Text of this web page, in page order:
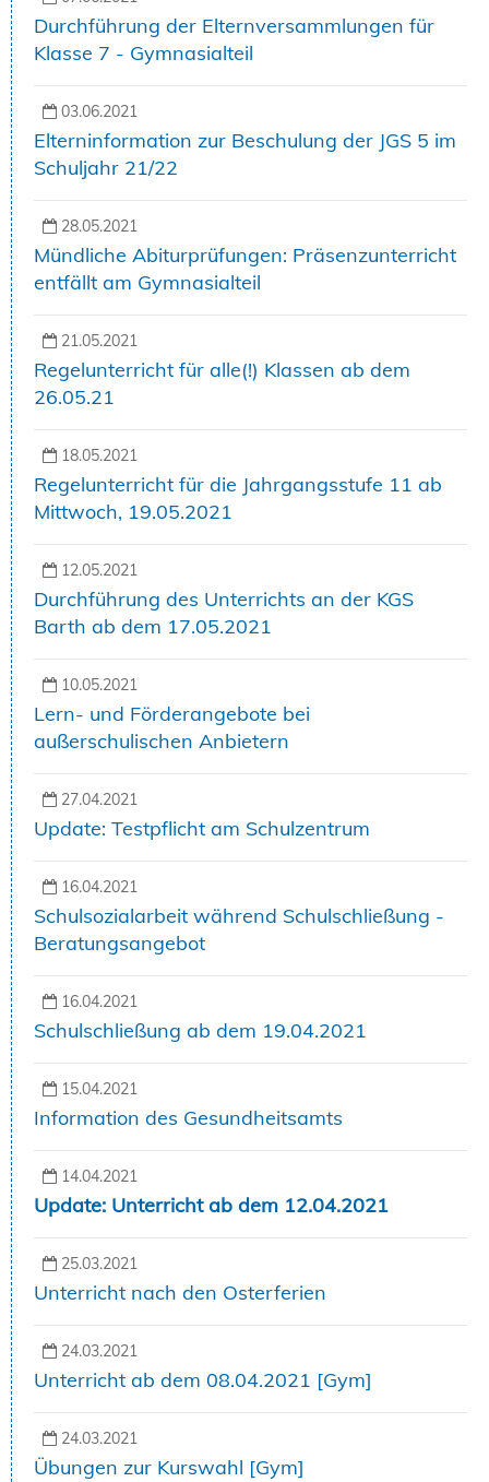
Durchführung der Elternversammlungen für
Klasse 7 - Gymnasialteil
03.06.2021
Elterninformation zur Beschulung der JGS 5 im
Schuljahr 21/22
28.05.2021
Mündliche Abiturprüfungen: Präsenzunterricht
entfällt am Gymnasialteil
21.05.2021
Regelunterricht für alle(!) Klassen ab dem
26.05.21
18.05.2021
Regelunterricht für die Jahrgangsstufe 11 ab
Mittwoch, 19.05.2021
12.05.2021
Durchführung des Unterrichts an der KGS
Barth ab dem 17.05.2021
10.05.2021
Lern- und Förderangebote bei
außerschulischen Anbietern
27.04.2021
Update: Testpflicht am Schulzentrum
16.04.2021
Schulsozialarbeit während Schulschließung -
Beratungsangebot
16.04.2021
Schulschließung ab dem 19.04.2021
15.04.2021
Information des Gesundheitsamts
14.04.2021
Update: Unterricht ab dem 12.04.2021
25.03.2021
Unterricht nach den Osterferien
24.03.2021
Unterricht ab dem 08.04.2021 [Gym]
24.03.2021
Übungen zur Kurswahl [Gym]